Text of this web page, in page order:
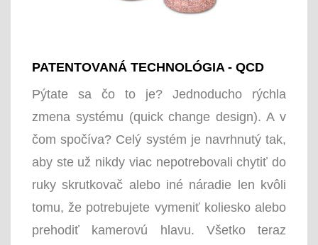
PATENTOVANÁ TECHNOLÓGIA - QCD
Pýtate sa čo to je? Jednoducho rýchla
zmena systému (quick change design). A v
čom spočíva? Celý systém je navrhnutý tak,
aby ste už nikdy viac nepotrebovali chytiť do
ruky skrutkovač alebo iné náradie len kvôli
tomu, že potrebujete vymeniť koliesko alebo
prehodiť kamerovú hlavu. Všetko teraz